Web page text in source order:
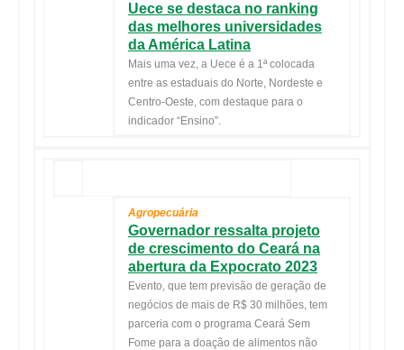
Uece se destaca no ranking
das melhores universidades
da América Latina
Mais uma vez, a Uece é a 1ª colocada
entre as estaduais do Norte, Nordeste e
Centro-Oeste, com destaque para o
indicador “Ensino”.
Agropecuária
Governador ressalta projeto
de crescimento do Ceará na
abertura da Expocrato 2023
Evento, que tem previsão de geração de
negócios de mais de R$ 30 milhões, tem
parceria com o programa Ceará Sem
Fome para a doação de alimentos não